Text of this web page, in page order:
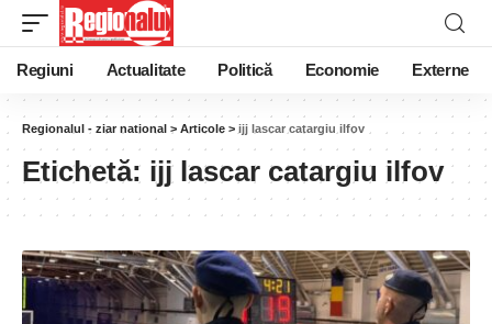
Regiuni Actualitate Politică Economie Externe
Regionalul - ziar national > Articole > ijj lascar catargiu ilfov
Etichetă: ijj lascar catargiu ilfov